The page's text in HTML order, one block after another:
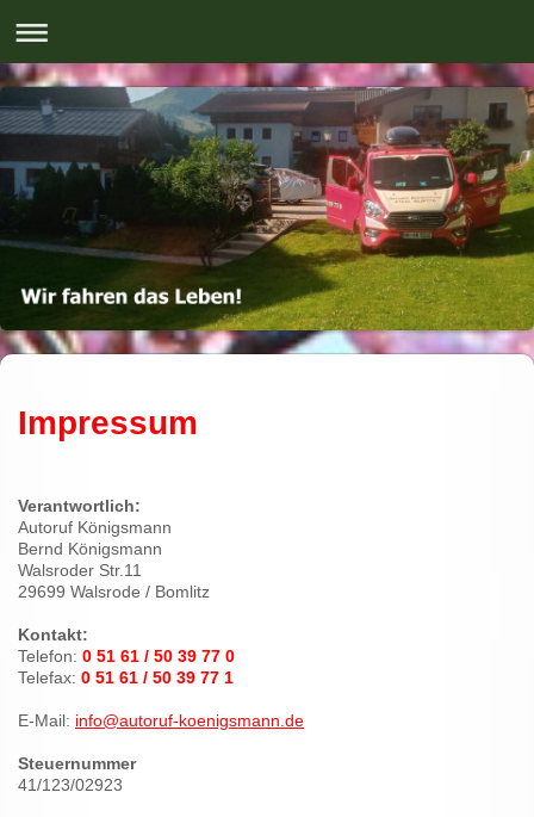
Impressum
Verantwortlich:
Autoruf Königsmann
Bernd Königsmann
Walsroder Str.11
29699 Walsrode / Bomlitz
Kontakt:
Telefon: 0 51 61 / 50 39 77 0
Telefax: 0 51 61 / 50 39 77 1
E-Mail: info@autoruf-koenigsmann.de
Steuernummer
41/123/02923